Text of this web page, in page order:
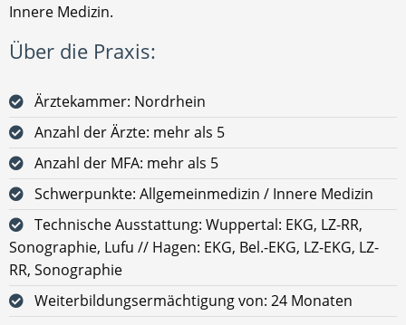
Innere Medizin.
Über die Praxis:
Ärztekammer: Nordrhein
Anzahl der Ärzte: mehr als 5
Anzahl der MFA: mehr als 5
Schwerpunkte: Allgemeinmedizin / Innere Medizin
Technische Ausstattung: Wuppertal: EKG, LZ-RR,
Sonographie, Lufu // Hagen: EKG, Bel.-EKG, LZ-EKG, LZ-
RR, Sonographie
Weiterbildungsermächtigung von: 24 Monaten